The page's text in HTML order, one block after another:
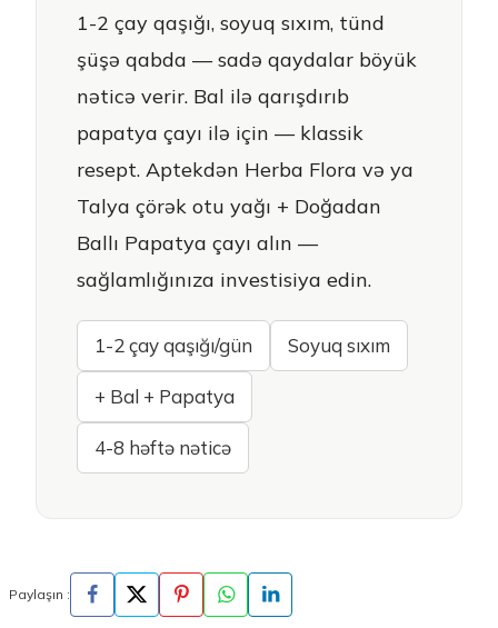
1-2 çay qaşığı, soyuq sıxım, tünd
şüşə qabda — sadə qaydalar böyük
nəticə verir. Bal ilə qarışdırıb
papatya çayı ilə için — klassik
resept. Aptekdən Herba Flora və ya
Talya çörək otu yağı + Doğadan
Ballı Papatya çayı alın —
sağlamlığınıza investisiya edin.
1-2 çay qaşığı/gün Soyuq sıxım
+ Bal + Papatya
4-8 həftə nəticə
Paylaşın :